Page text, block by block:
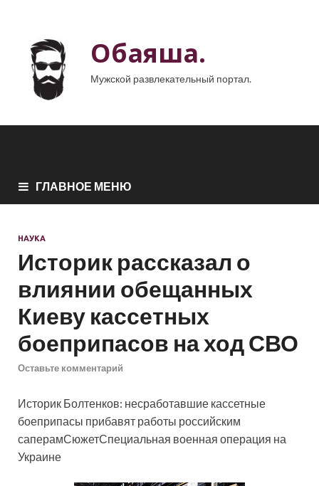
Обаяша.
Мужской развлекательный портал.
ГЛАВНОЕ МЕНЮ
НАУКА
Историк рассказал о
влиянии обещанных
Киеву кассетных
боеприпасов на ход СВО
Оставьте комментарий
Историк Болтенков: несработавшие кассетные
боеприпасы прибавят работы российским
саперамСюжетСпециальная военная операция на
Украине